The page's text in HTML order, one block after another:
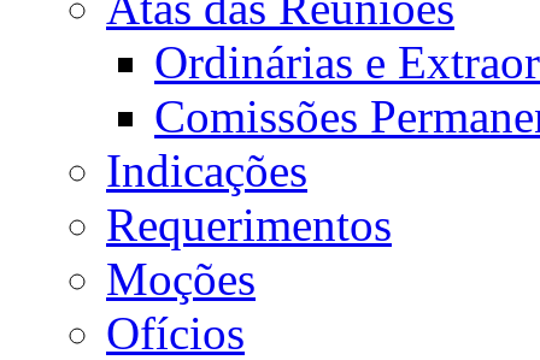
Ordinárias e
Comissões
Indicações
Requerimentos
Moções
Ofícios